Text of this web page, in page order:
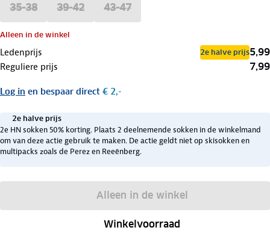
35-38 39-42 43-47
Alleen in de winkel
Ledenprijs 2e halve prijs5,99
Reguliere prijs 7,99
Log in en bespaar direct € 2,-
2e halve prijs
2e HN sokken 50% korting. Plaats 2 deelnemende sokken in de winkelmand
om van deze actie gebruik te maken. De actie geldt niet op skisokken en
multipacks zoals de Perez en Reeënberg.
Alleen in de winkel
Winkelvoorraad